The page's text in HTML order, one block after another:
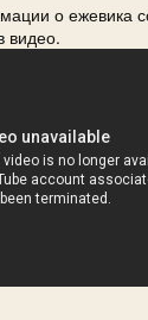
о ежевика
видео.